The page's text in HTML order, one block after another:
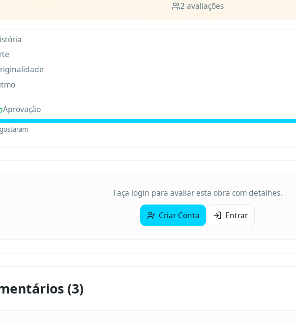
2 avaliações
Aprovação
Faça login para avaliar esta obra com detalhes.
Criar Conta Entrar
(3)